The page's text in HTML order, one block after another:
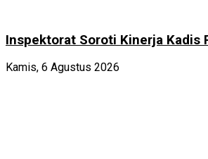
Inspektorat Soroti Kinerja Kadis
Kamis, 6 Agustus 2026